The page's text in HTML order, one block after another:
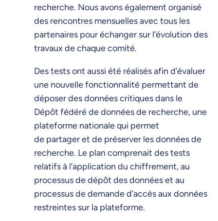
recherche. Nous avons également organisé
des rencontres mensuelles avec tous les
partenaires pour échanger sur l’évolution des
travaux de chaque comité.
Des tests ont aussi été réalisés afin d’évaluer
une nouvelle fonctionnalité permettant de
déposer des données critiques dans le
Dépôt fédéré de données de recherche, une
plateforme nationale qui permet
de partager et de préserver les données de
recherche. Le plan comprenait des tests
relatifs à l’application du chiffrement, au
processus de dépôt des données et au
processus de demande d’accès aux données
restreintes sur la plateforme.